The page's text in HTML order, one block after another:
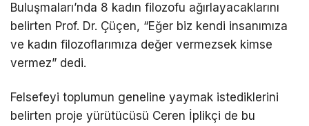
Buluşmaları’nda 8 kadın filozofu ağırlayacaklarını
belirten Prof. Dr. Çüçen, “Eğer biz kendi insanımıza
ve kadın filozoflarımıza değer vermezsek kimse
vermez” dedi.
Felsefeyi toplumun geneline yaymak istediklerini
belirten proje yürütücüsü Ceren İplikçi de bu